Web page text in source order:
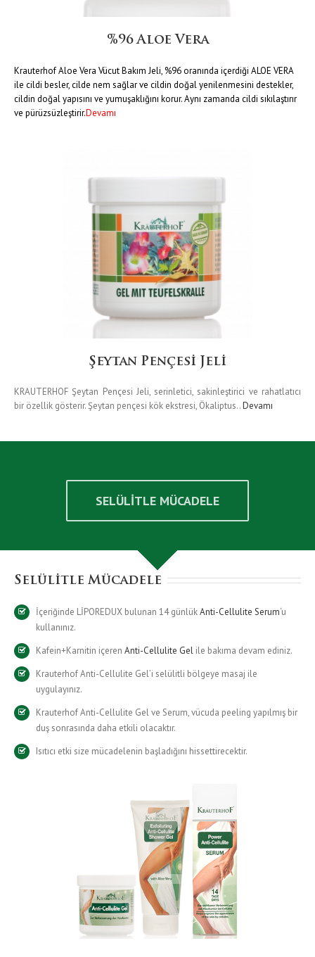
%96 Aloe Vera
Krauterhof Aloe Vera Vücut Bakım Jeli, %96 oranında içerdiği ALOE VERA
ile cildi besler, cilde nem sağlar ve cildin doğal yenilenmesini destekler,
cildin doğal yapısını ve yumuşaklığını korur. Aynı zamanda cildi sıkılaştırır
ve pürüzsüzleştirir.Devamı
Şeytan Pençesi Jeli
KRAUTERHOF Şeytan Pençesi Jeli, serinletici, sakinleştirici ve rahatlatıcı
bir özellik gösterir. Şeytan pençesi kök ekstresi, Ökaliptus..Devamı
SELÜLİTLE MÜCADELE
Selülitle Mücadele
İçeriğinde LİPOREDUX bulunan 14 günlükAnti-Cellulite Serum‘u
kullanınız.
Kafein+Karnitin içerenAnti-Cellulite Gel ile bakıma devam ediniz.
Krauterhof Anti-Cellulite Gel’i selülitli bölgeye masaj ile
uygulayınız.
Krauterhof Anti-Cellulite Gel ve Serum, vücuda peeling yapılmış bir
duş sonrasında daha etkili olacaktır.
Isıtıcı etki size mücadelenin başladığını hissettirecektir.